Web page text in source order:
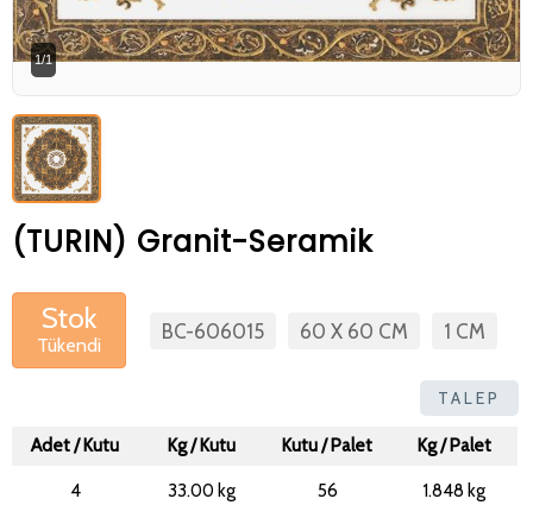
1/1
(TURIN) Granit-Seramik
Stok
Tükendi
BC-606015 60 X 60 CM 1 CM
TALEP
Adet / Kutu Kg / Kutu Kutu / Palet Kg / Palet
4 33.00 kg 56 1.848 kg
Özgeçmişlerinizi yandaki formdan
bizlere ulaştırabilirsiniz. Bizi tercih
ettiğiniz için teşekkür ederiz.